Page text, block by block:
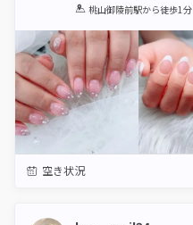
1 2 3 4 5
桃山御陵前駅から徒歩1分
空き状況